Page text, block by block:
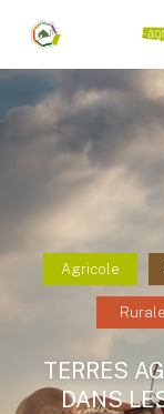
Agricole
Rurale
TERRES
DANS